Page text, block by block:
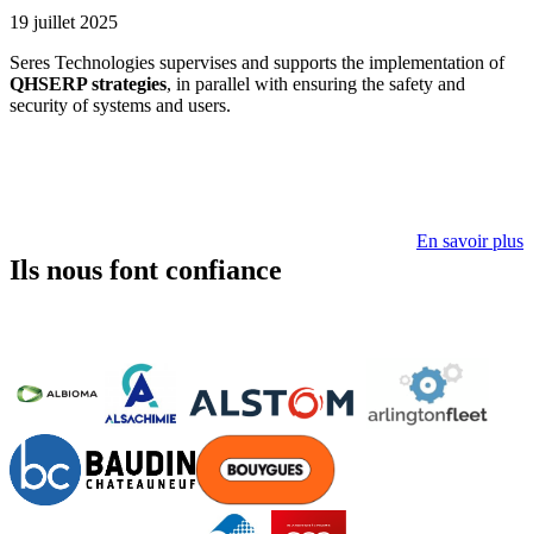
19 juillet 2025
Seres Technologies supervises and supports the implementation of
QHSERP strategies, in parallel with ensuring the safety and
security of systems and users.
Ils nous font confiance
En savoir plus